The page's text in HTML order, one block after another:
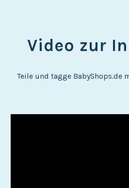
Video zur
Teile und tagge BabyShops.de